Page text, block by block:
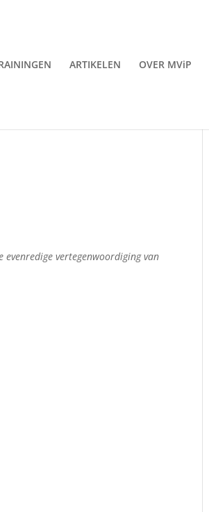
ARTIKELEN OVER MViP
vertegenwoordiging van